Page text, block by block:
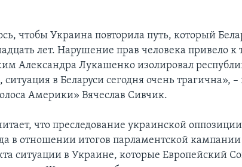
чтобы Украина повторила путь, который
лет. Нарушение прав человека привело к
Александра Лукашенко изолировал
в Беларуси сегодня очень трагична», –
Америки» Вячеслав Сивчик.
что преследование украинской
в отношении итогов парламентской кампании
ситуации в Украине, которые Европейский